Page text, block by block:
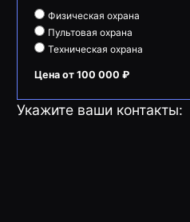
Физическая охрана
Пультовая охрана
Техническая охрана
Цена от 100 000 ₽
Укажите ваши контакты: